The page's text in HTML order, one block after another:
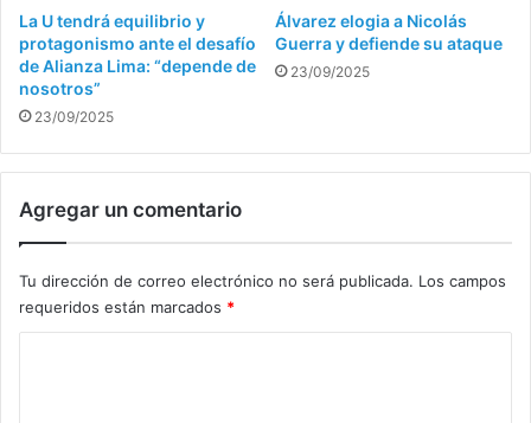
La U tendrá equilibrio y
protagonismo ante el desafío
de Alianza Lima: “depende de
nosotros”
23/09/2025
Álvarez elogia a Nicolás
Guerra y defiende su ataque
23/09/2025
Agregar un comentario
Tu dirección de correo electrónico no será publicada. Los campos
requeridos están marcados *